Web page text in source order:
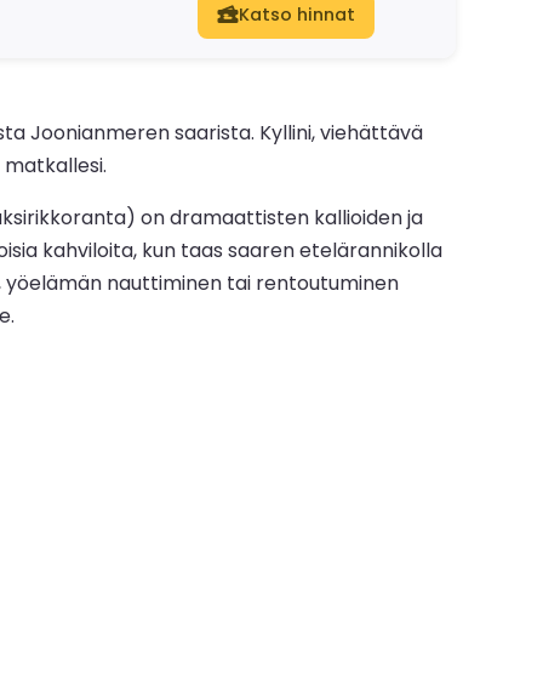
Katso hinnat
Joonianmeren saarista. Kyllini, viehättävä
on dramaattisten kallioiden ja
kahviloita, kun taas saaren etelärannikolla
yöelämän nauttiminen tai rentoutuminen